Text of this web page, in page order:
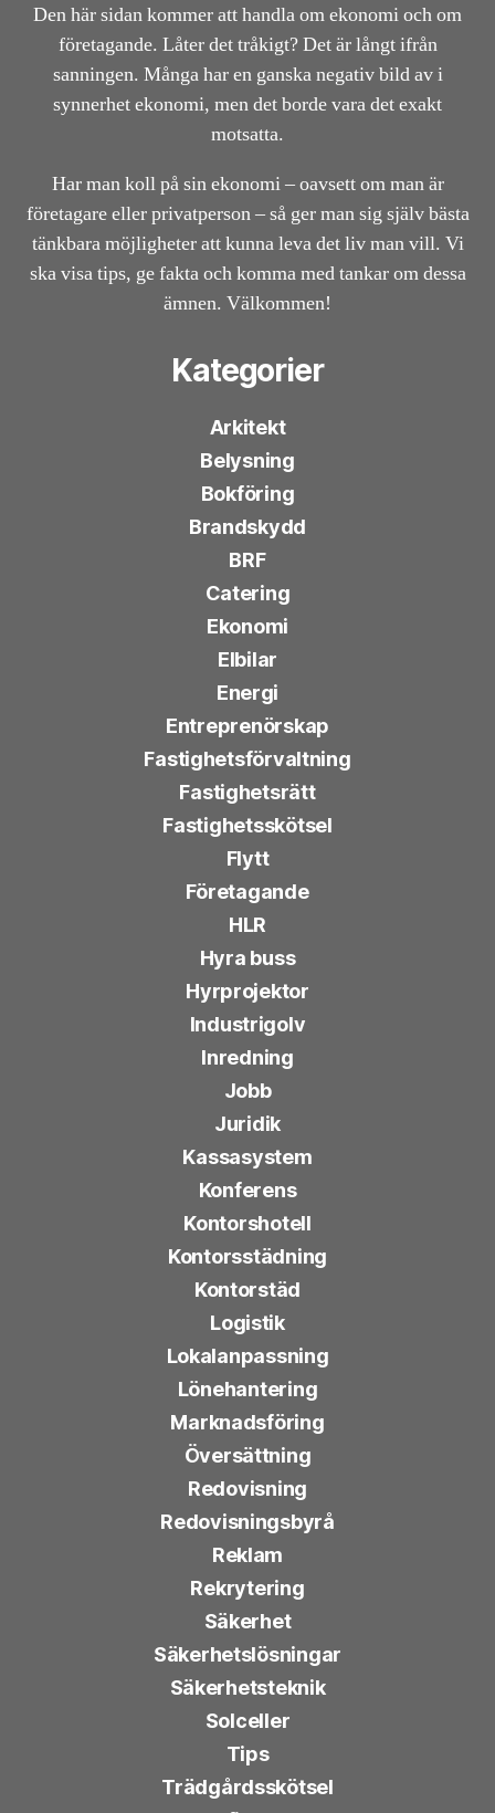
Den här sidan kommer att handla om ekonomi och om
företagande. Låter det tråkigt? Det är långt ifrån
sanningen. Många har en ganska negativ bild av i
synnerhet ekonomi, men det borde vara det exakt
motsatta.
Har man koll på sin ekonomi – oavsett om man är
företagare eller privatperson – så ger man sig själv bästa
tänkbara möjligheter att kunna leva det liv man vill. Vi
ska visa tips, ge fakta och komma med tankar om dessa
ämnen. Välkommen!
Kategorier
Arkitekt
Belysning
Bokföring
Brandskydd
BRF
Catering
Ekonomi
Elbilar
Energi
Entreprenörskap
Fastighetsförvaltning
Fastighetsrätt
Fastighetsskötsel
Flytt
Företagande
HLR
Hyra buss
Hyrprojektor
Industrigolv
Inredning
Jobb
Juridik
Kassasystem
Konferens
Kontorshotell
Kontorsstädning
Kontorstäd
Logistik
Lokalanpassning
Lönehantering
Marknadsföring
Översättning
Redovisning
Redovisningsbyrå
Reklam
Rekrytering
Säkerhet
Säkerhetslösningar
Säkerhetsteknik
Solceller
Tips
Trädgårdsskötsel